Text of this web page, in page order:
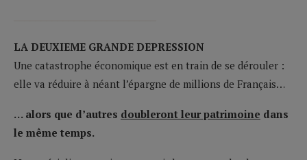
LA DEUXIEME GRANDE DEPRESSION
Une catastrophe économique est en train de se dérouler :
elle va réduire à néant l’épargne de millions de Français…
… alors que d’autres doubleront leur patrimoine dans
le même temps.